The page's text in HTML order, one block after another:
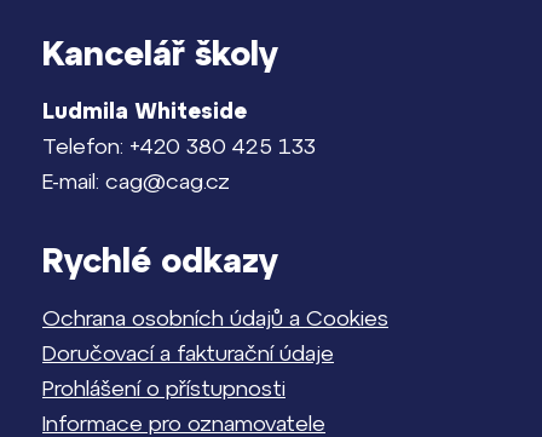
Kancelář školy
Ludmila Whiteside
Telefon: +420 380 425 133
E-mail: cag@cag.cz
Rychlé odkazy
Ochrana osobních údajů a Cookies
Doručovací a fakturační údaje
Prohlášení o přístupnosti
Informace pro oznamovatele